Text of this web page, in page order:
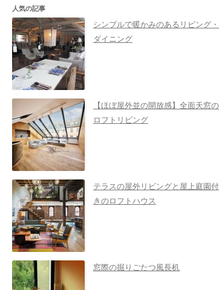
人気の記事
シンプルで暖かみのあるリビング・
ダイニング
【ほぼ屋外並の開放感】全面天窓の
ロフトリビング
テラスの屋外リビングと屋上庭園付
きのロフトハウス
窓際の掘りごたつ風長机